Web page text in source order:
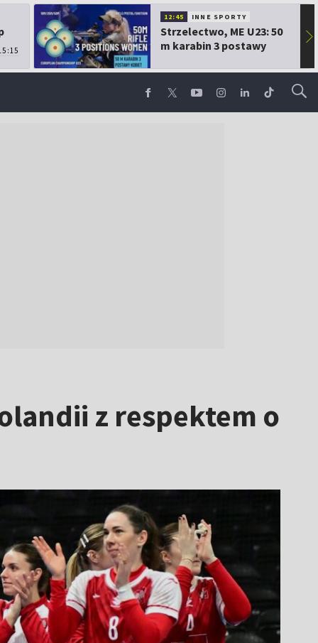
12:45 INNE SPORTY
Strzelectwo, ME U23: 50
m karabin 3 postawy
▶
z respektem o